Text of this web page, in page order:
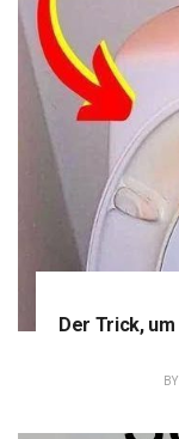
Der Trick,
BY